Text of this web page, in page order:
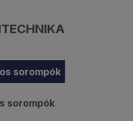
sorompók
sorompók